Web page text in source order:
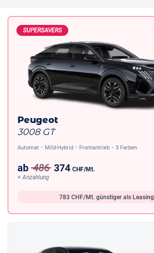
SUPERSAVERS
Peugeot
3008 GT
Automat Mild-Hybrid Frontantrieb 3 Farben
ab 486 374 CHF/Mt.
+ Anzahlung
783 CHF/Mt. günstiger als Leasing